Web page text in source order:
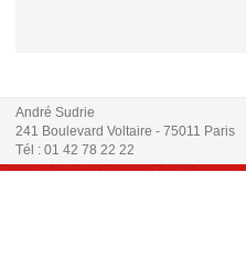
André Sudrie
241 Boulevard Voltaire - 75011 Paris
Tél : 01 42 78 22 22